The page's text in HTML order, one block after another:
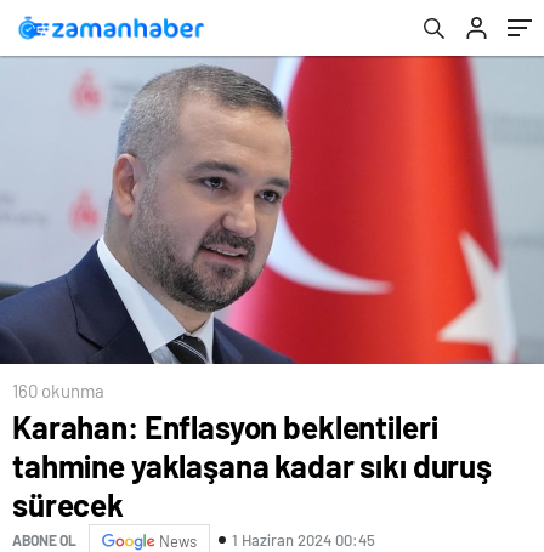
160 okunma
Karahan: Enflasyon beklentileri
tahmine yaklaşana kadar sıkı duruş
sürecek
ABONE OL News 1 Haziran 2024 00:45